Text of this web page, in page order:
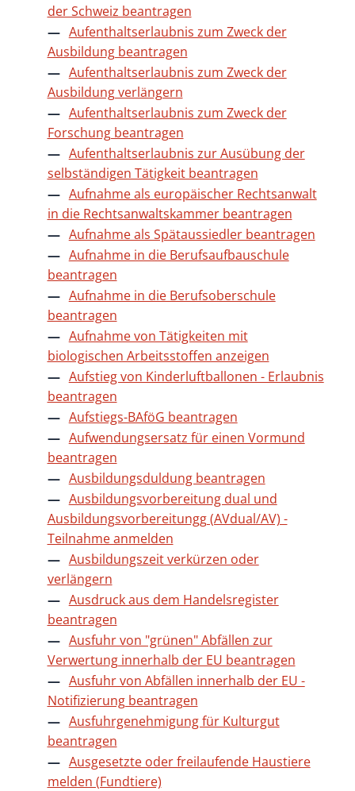
der Schweiz beantragen
Aufenthaltserlaubnis zum Zweck der
Ausbildung beantragen
Aufenthaltserlaubnis zum Zweck der
Ausbildung verlängern
Aufenthaltserlaubnis zum Zweck der
Forschung beantragen
Aufenthaltserlaubnis zur Ausübung der
selbständigen Tätigkeit beantragen
Aufnahme als europäischer Rechtsanwalt
in die Rechtsanwaltskammer beantragen
Aufnahme als Spätaussiedler beantragen
Aufnahme in die Berufsaufbauschule
beantragen
Aufnahme in die Berufsoberschule
beantragen
Aufnahme von Tätigkeiten mit
biologischen Arbeitsstoffen anzeigen
Aufstieg von Kinderluftballonen - Erlaubnis
beantragen
Aufstiegs-BAföG beantragen
Aufwendungsersatz für einen Vormund
beantragen
Ausbildungsduldung beantragen
Ausbildungsvorbereitung dual und
Ausbildungsvorbereitungg (AVdual/AV) -
Teilnahme anmelden
Ausbildungszeit verkürzen oder
verlängern
Ausdruck aus dem Handelsregister
beantragen
Ausfuhr von "grünen" Abfällen zur
Verwertung innerhalb der EU beantragen
Ausfuhr von Abfällen innerhalb der EU -
Notifizierung beantragen
Ausfuhrgenehmigung für Kulturgut
beantragen
Ausgesetzte oder freilaufende Haustiere
melden (Fundtiere)